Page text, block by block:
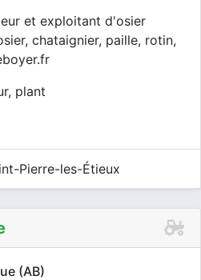
et exploitant d'osier
chataignier, paille, rotin,
plant
Pierre-les-Étieux
(AB)